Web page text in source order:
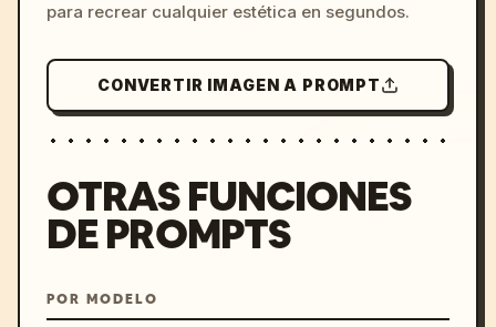
para recrear cualquier estética en segundos.
CONVERTIR IMAGEN A PROMPT
OTRAS FUNCIONES
DE PROMPTS
POR MODELO